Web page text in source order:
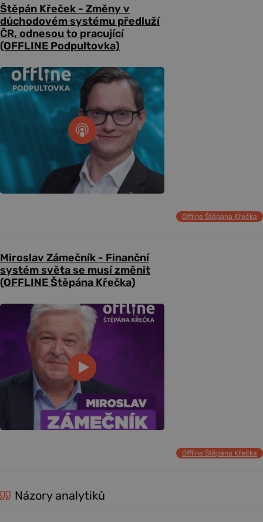
Štěpán Křeček - Změny v
důchodovém systému předluží
ČR, odnesou to pracující
(OFFLINE Podpultovka)
Offline Štěpána Křečka
Miroslav Zámečník - Finanční
systém světa se musí změnit
(OFFLINE Štěpána Křečka)
Offline Štěpána Křečka
Názory analytiků